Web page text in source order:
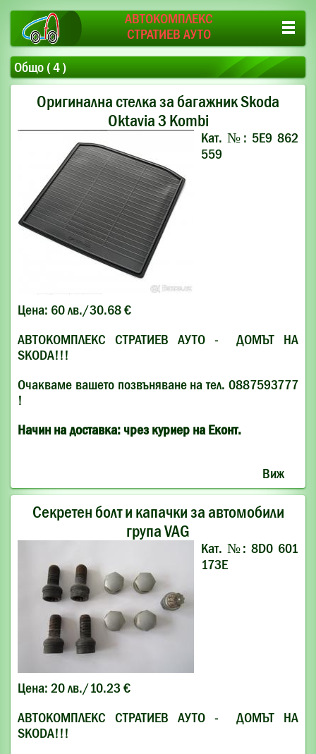
АВТОКОМПЛЕКС
СТРАТИЕВ АУТО
Общо ( 4 )
Оригинална стелка за багажник Skoda
Oktaviа 3 Kombi
Кат. №: 5E9 862
559
Цена: 60 лв./30.68 €
АВТОКОМПЛЕКС СТРАТИЕВ АУТО - ДОМЪТ НА
SKODA!!!
Очакваме вашето позвъняване на тел. 0887593777
!
Начин на доставка: чрез куриер на Еконт.
Виж
Секретен болт и капачки за автомобили
група VAG
Кат. №: 8D0 601
173E
Цена: 20 лв./10.23 €
АВТОКОМПЛЕКС СТРАТИЕВ АУТО - ДОМЪТ НА
SKODA!!!